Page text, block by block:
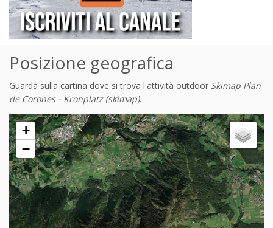
Posizione geografica
Guarda sulla cartina dove si trova l'attività outdoor Skimap Plan
de Corones - Kronplatz (skimap).
+
−